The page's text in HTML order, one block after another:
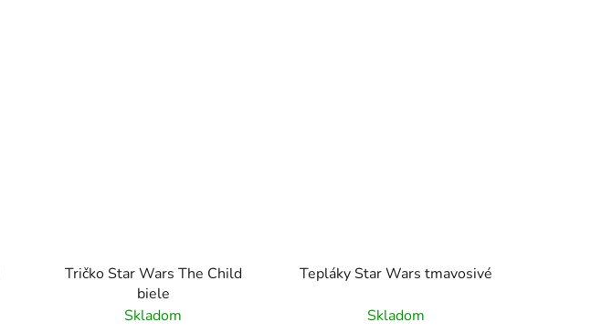
Tričko Star Wars The Child
biele
Skladom
Tepláky Star Wars tmavosivé
Skladom